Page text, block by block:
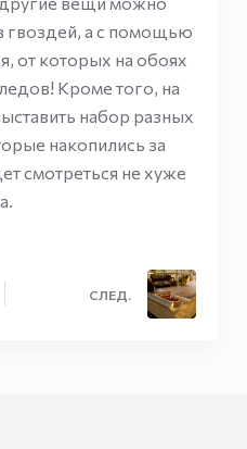
гвоздей, а с помощью
от которых на обоях
Кроме того, на
набор разных
накопились за
смотреться не хуже
СЛЕД.